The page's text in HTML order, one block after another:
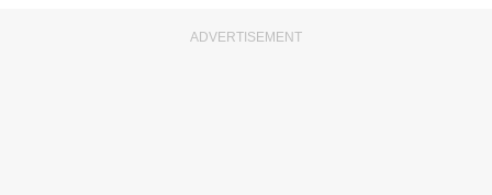
ADVERTISEMENT